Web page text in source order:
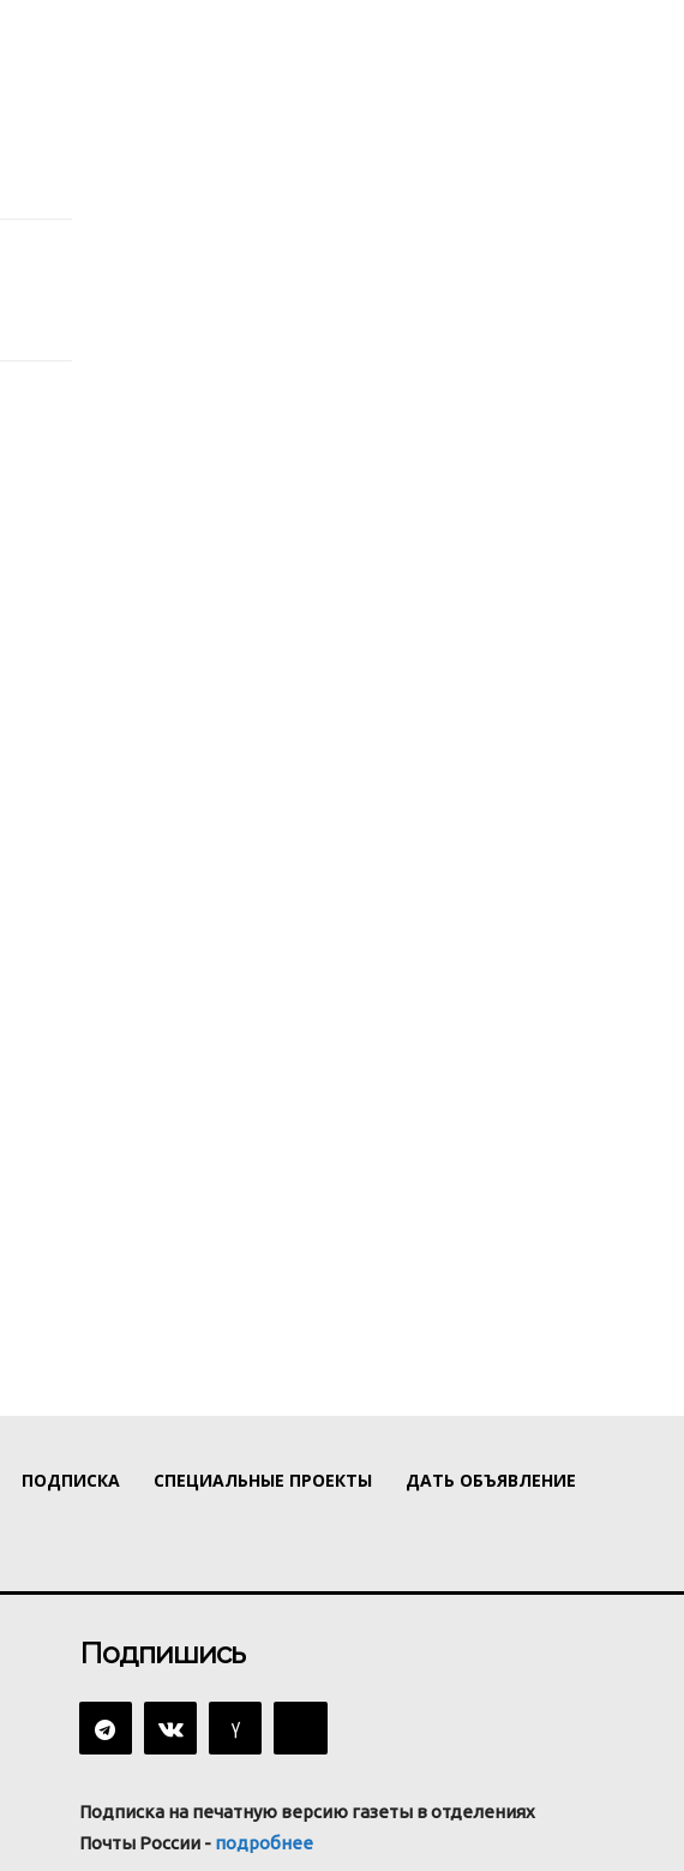
ПОДПИСКА СПЕЦИАЛЬНЫЕ ПРОЕКТЫ ДАТЬ ОБЪЯВЛЕНИЕ
Подпишись
Подписка на печатную версию газеты в отделениях
Почты России - подробнее